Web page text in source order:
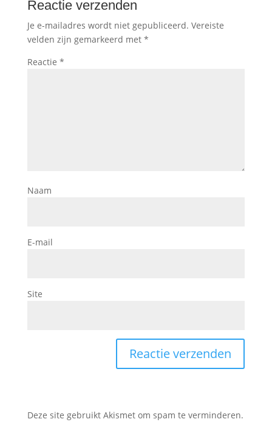
Reactie verzenden
Je e-mailadres wordt niet gepubliceerd. Vereiste
velden zijn gemarkeerd met *
Reactie *
Naam
E-mail
Site
Deze site gebruikt Akismet om spam te verminderen.